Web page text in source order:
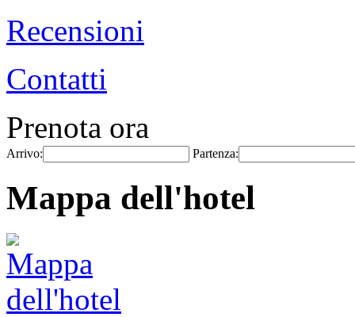
Recensioni
Contatti
Prenota ora
Arrivo: Partenza:
Mappa dell'hotel